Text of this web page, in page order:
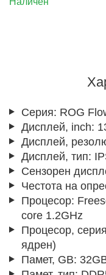
Серия: ROG
Дисплей, inch:
Дисплей,
Дисплей, тип:
Сензорен
Честота на
Процесор:
core 1.2GHz
Процесор,
ядрен)
Памет, GB: